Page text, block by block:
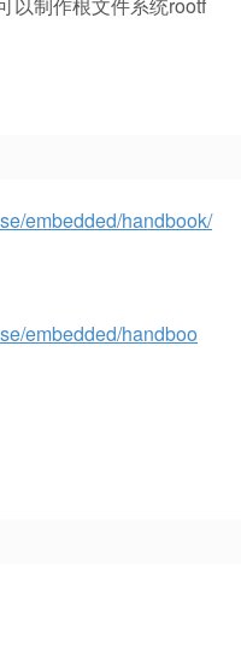
embedded/handbook/
embedded/handboo